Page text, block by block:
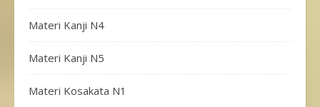
Materi Kanji N4
Materi Kanji N5
Materi Kosakata N1